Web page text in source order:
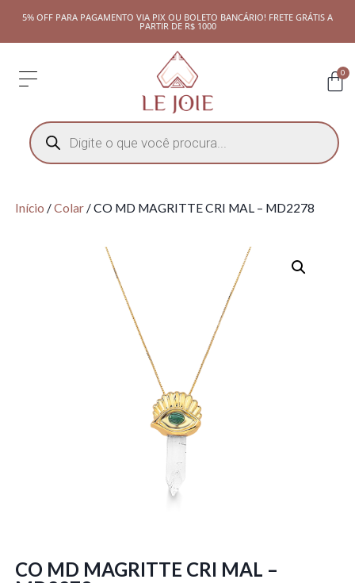
5% OFF PARA PAGAMENTO VIA PIX OU BOLETO BANCÁRIO! FRETE GRÁTIS A
PARTIR DE R$ 1000
0
Início /Colar/ CO MD MAGRITTE CRI MAL – MD2278
CO MD MAGRITTE CRI MAL –